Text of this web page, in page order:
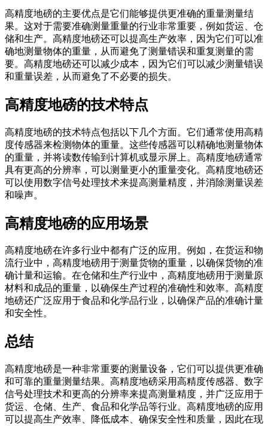
高精度地磅的主要优点是它们能够提供更准确的重量测量结
果。这对于需要准确测量重量的行业非常重要，例如货运、仓
储和生产。高精度地磅还可以提高生产效率，因为它们可以准
确地测量物体的重量，从而避免了测量错误和重复测量的需
要。高精度地磅还可以减少成本，因为它们可以减少测量错误
和重量误差，从而避免了不必要的损失。
高精度地磅的技术特点
高精度地磅的技术特点包括以下几个方面。它们通常使用高精
度传感器来检测物体的重量。这些传感器可以精确地测量物体
的重量，并将读数传输到计算机或显示屏上。高精度地磅通常
具有更高的分辨率，可以测量更小的重量变化。高精度地磅还
可以使用数字信号处理技术来提高测量精度，并消除测量误差
和噪声。
高精度地磅的应用场景
高精度地磅在许多行业中都有广泛的应用。例如，在货运和物
流行业中，高精度地磅用于测量货物的重量，以确保货物的准
确计量和运输。在仓储和生产行业中，高精度地磅用于测量原
材料和成品的重量，以确保生产过程的准确性和效率。高精度
地磅还广泛应用于食品和化学品行业，以确保产品的准确计量
和安全性。
总结
高精度地磅是一种非常重要的测量设备，它们可以提供更准确
和可靠的重量测量结果。高精度地磅采用高精度传感器、数字
信号处理技术和更高的分辨率来提高测量精度，并广泛应用于
货运、仓储、生产、食品和化学品等行业。高精度地磅的应用
可以提高生产效率、降低成本、确保安全性和质量，因此在现